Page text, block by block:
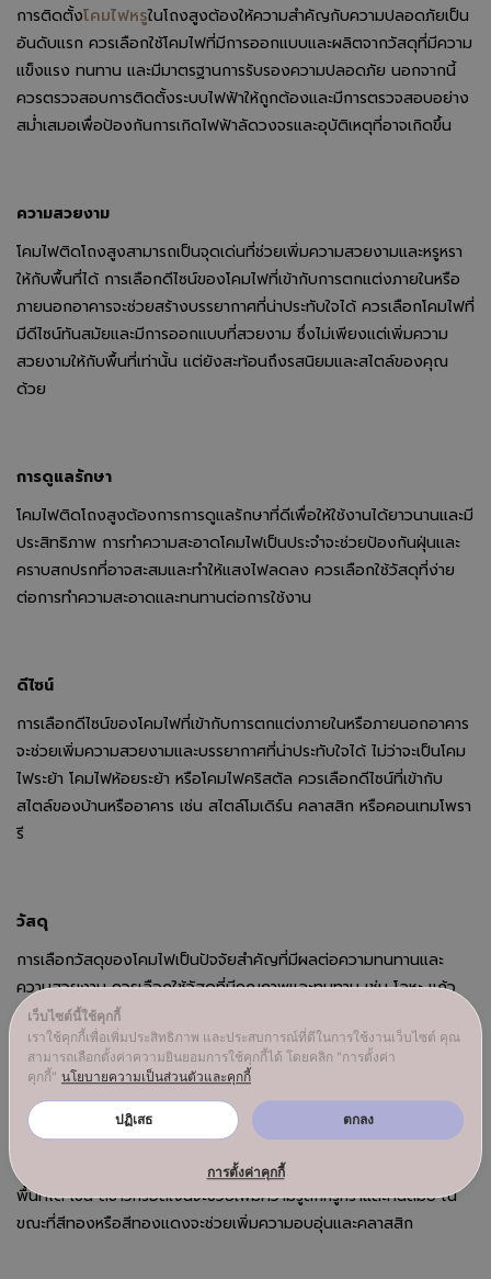
การติดตั้งโคมไฟหรูในโถงสูงต้องให้ความสำคัญกับความปลอดภัยเป็น
อันดับแรก ควรเลือกใช้โคมไฟที่มีการออกแบบและผลิตจากวัสดุที่มีความ
แข็งแรง ทนทาน และมีมาตรฐานการรับรองความปลอดภัย นอกจากนี้
ควรตรวจสอบการติดตั้งระบบไฟฟ้าให้ถูกต้องและมีการตรวจสอบอย่าง
สม่ำเสมอเพื่อป้องกันการเกิดไฟฟ้าลัดวงจรและอุบัติเหตุที่อาจเกิดขึ้น
ความสวยงาม
โคมไฟติดโถงสูงสามารถเป็นจุดเด่นที่ช่วยเพิ่มความสวยงามและหรูหรา
ให้กับพื้นที่ได้ การเลือกดีไซน์ของโคมไฟที่เข้ากับการตกแต่งภายในหรือ
ภายนอกอาคารจะช่วยสร้างบรรยากาศที่น่าประทับใจได้ ควรเลือกโคมไฟที่
มีดีไซน์ทันสมัยและมีการออกแบบที่สวยงาม ซึ่งไม่เพียงแต่เพิ่มความ
สวยงามให้กับพื้นที่เท่านั้น แต่ยังสะท้อนถึงรสนิยมและสไตล์ของคุณ
ด้วย
การดูแลรักษา
โคมไฟติดโถงสูงต้องการการดูแลรักษาที่ดีเพื่อให้ใช้งานได้ยาวนานและมี
ประสิทธิภาพ การทำความสะอาดโคมไฟเป็นประจำจะช่วยป้องกันฝุ่นและ
คราบสกปรกที่อาจสะสมและทำให้แสงไฟลดลง ควรเลือกใช้วัสดุที่ง่าย
ต่อการทำความสะอาดและทนทานต่อการใช้งาน
ดีไซน์
การเลือกดีไซน์ของโคมไฟที่เข้ากับการตกแต่งภายในหรือภายนอกอาคาร
จะช่วยเพิ่มความสวยงามและบรรยากาศที่น่าประทับใจได้ ไม่ว่าจะเป็นโคม
ไฟระย้า โคมไฟห้อยระย้า หรือโคมไฟคริสตัล ควรเลือกดีไซน์ที่เข้ากับ
สไตล์ของบ้านหรืออาคาร เช่น สไตล์โมเดิร์น คลาสสิก หรือคอนเทมโพรา
รี
วัสดุ
การเลือกวัสดุของโคมไฟเป็นปัจจัยสำคัญที่มีผลต่อความทนทานและ
ความสวยงาม ควรเลือกใช้วัสดุที่มีคุณภาพและทนทาน เช่น โลหะ แก้ว
คริสตัล หรือวัสดุอื่นๆ ที่มีความแข็งแรงและทนต่อสภาพแวดล้อม
การเลือกสีของโคมไฟควรให้เข้ากับสีของพื้นที่และการตกแต่งภายในหรือ
ภายนอกอาคาร สีของโคมไฟสามารถสร้างบรรยากาศและอารมณ์ของ
พื้นที่ได้ เช่น สีขาวหรือสีเงินจะช่วยเพิ่มความรู้สึกหรูหราและทันสมัย ใน
ขณะที่สีทองหรือสีทองแดงจะช่วยเพิ่มความอบอุ่นและคลาสสิก
เว็บไซต์นี้ใช้คุกกี้
เราใช้คุกกี้เพื่อเพิ่มประสิทธิภาพ และประสบการณ์ที่ดีในการใช้งานเว็บไซต์ คุณ
สามารถเลือกตั้งค่าความยินยอมการใช้คุกกี้ได้ โดยคลิก "การตั้งค่า
คุกกี้" นโยบายความเป็นส่วนตัวและคุกกี้
ปฏิเสธ ตกลง
การตั้งค่าคุกกี้